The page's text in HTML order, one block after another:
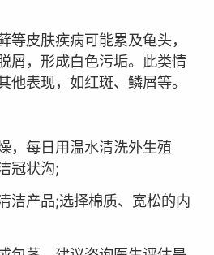
皮肤疾病可能累及龟头，
屑，形成白色污垢。此类情
他表现，如红斑、鳞屑等。
每日用温水清洗外生殖
冠状沟;
产品;选择棉质、宽松的内